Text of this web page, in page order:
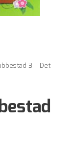
3 – Det